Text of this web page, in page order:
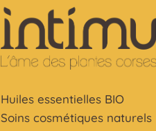
Huiles essentielles BIO
Soins cosmétiques naturels